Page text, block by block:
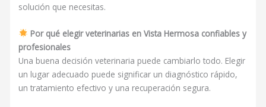
solución que necesitas.
Por qué elegir veterinarias en Vista Hermosa confiables y
profesionales
Una buena decisión veterinaria puede cambiarlo todo. Elegir
un lugar adecuado puede significar un diagnóstico rápido,
un tratamiento efectivo y una recuperación segura.